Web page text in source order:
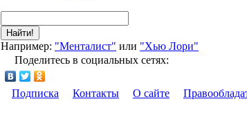
Найти!
Например: "Менталист" или "Хью Лори"
Поделитесь в социальных сетях:
Подписка Контакты О сайте